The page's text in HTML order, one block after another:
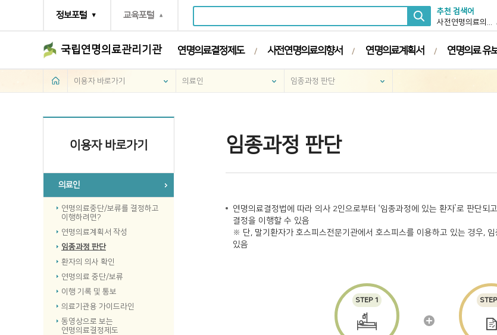
정보포털 교육포털
추천 검색어
사전연명의료의향
국립연명의료관리기관 연명의료결정제도 사전연명의료의향서 연명의료계획서 연명의료 유
이용자 바로가기 의료인 임종과정 판단
이용자 바로가기
의료인
연명의료중단/보류를 결정하고
이행하려면?
연명의료계획서 작성
임종과정 판단
환자의 의사 확인
연명의료 중단/보류
이행 기록 및 통보
의료기관용 가이드라인
동영상으로 보는
연명의료결정제도
임종과정 판단
연명의료결정법에 따라 의사 2인으로부터 ‘임종과정에 있는 환자’로 판단
결정을 이행할 수 있음
※ 단, 말기환자가 호스피스전문기관에서 호스피스를 이용하고 있는 경우,
있음
STEP 1